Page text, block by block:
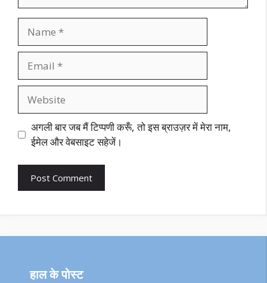
अगली बार जब मैं टिप्पणी करूँ, तो इस ब्राउज़र में मेरा नाम,
ईमेल और वेबसाइट सहेजें।
हाल के पोस्ट